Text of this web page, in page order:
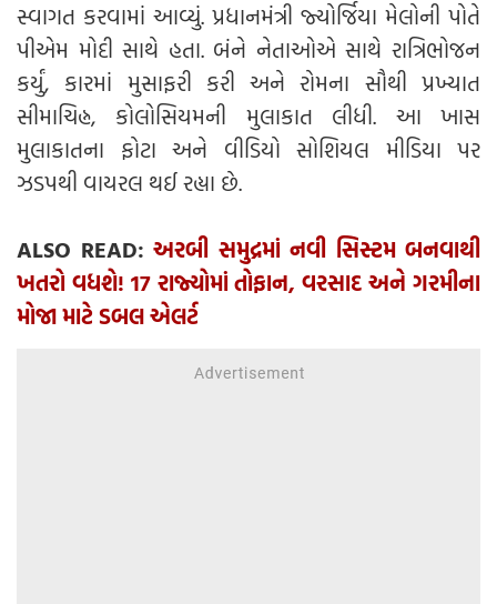
સ્વાગત કરવામાં આવ્યું. પ્રધાનમંત્રી જ્યોર્જિયા મેલોની પોતે
પીએમ મોદી સાથે હતા. બંને નેતાઓએ સાથે રાત્રિભોજન
કર્યું, કારમાં મુસાફરી કરી અને રોમના સૌથી પ્રખ્યાત
સીમાચિહ્ન, કોલોસિયમની મુલાકાત લીધી. આ ખાસ
મુલાકાતના ફોટા અને વીડિયો સોશિયલ મીડિયા પર
ઝડપથી વાયરલ થઈ રહ્યા છે.
ALSO READ: અરબી સમુદ્રમાં નવી સિસ્ટમ બનવાથી
ખતરો વધશે! 17 રાજ્યોમાં તોફાન, વરસાદ અને ગરમીના
મોજા માટે ડબલ એલર્ટ